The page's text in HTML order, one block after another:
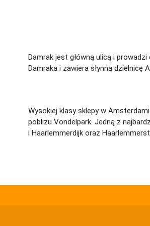
Damrak jest główną ulicą i
Damraka i zawiera słynną dzielnicę
Wysokiej klasy sklepy w
pobliżu Vondelpark. Jedną z
i Haarlemmerdijk oraz